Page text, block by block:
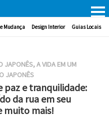
Mudança Design Interior Guias Locais
JAPONÊS,A VIDA EM UM
JAPONÊS
e tranquilidade:
da rua em seu
muito mais!